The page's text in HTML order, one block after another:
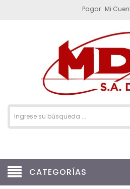
Pagar Mi
CATEGORÍAS